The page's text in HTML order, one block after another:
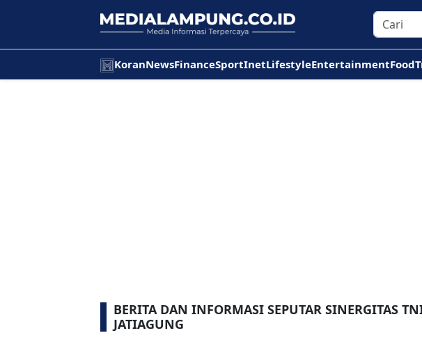
KoranNewsFinanceSportInetLifestyleEntertainmentFood
BERITA DAN INFORMASI SEPUTAR SINERGITAS
JATIAGUNG